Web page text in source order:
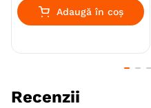
Adaugă în coș
Recenzii